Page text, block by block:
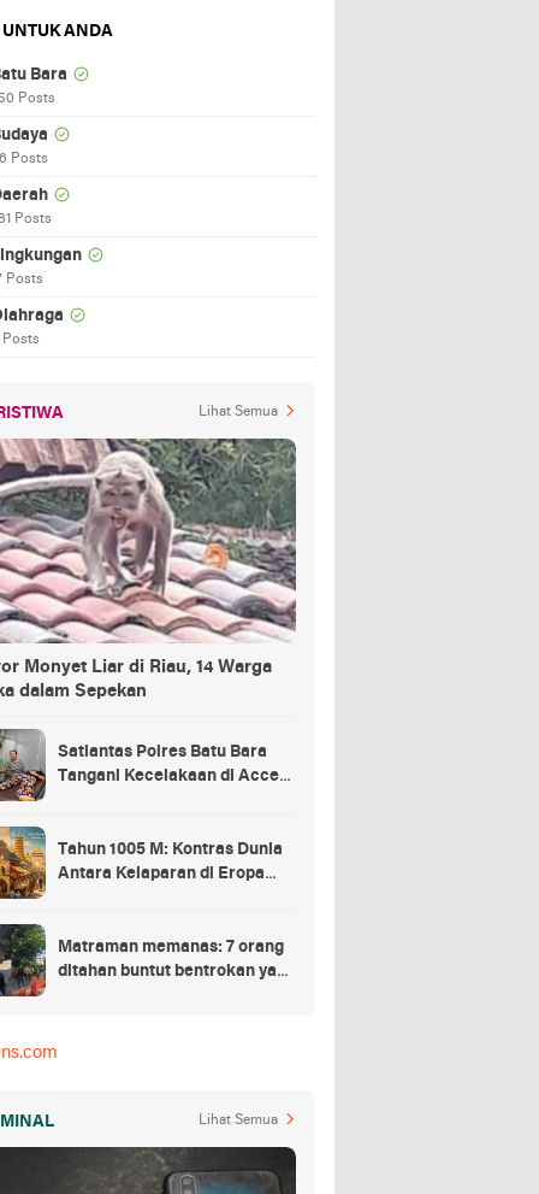
UNTUK ANDA
Bara
Posts
Posts
Posts
Posts
Posts
Lihat Semua
Monyet Liar di Riau, 14 Warga
dalam Sepekan
Satlantas Polres Batu Bara
Tangani Kecelakaan di Access
Tahun 1005 M: Kontras Dunia
Antara Kelaparan di Eropa
Matraman memanas: 7 orang
ditahan buntut bentrokan yang
Lihat Semua